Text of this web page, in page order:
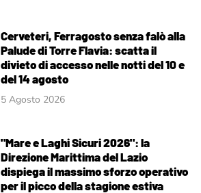
Cerveteri, Ferragosto senza falò alla
Palude di Torre Flavia: scatta il
divieto di accesso nelle notti del 10 e
del 14 agosto
5 Agosto 2026
"Mare e Laghi Sicuri 2026": la
Direzione Marittima del Lazio
dispiega il massimo sforzo operativo
per il picco della stagione estiva